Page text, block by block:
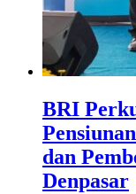
BRI
dan
Denpasar